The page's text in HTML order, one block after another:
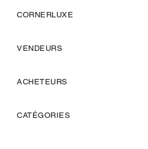
CORNERLUXE
VENDEURS
ACHETEURS
CATÉGORIES